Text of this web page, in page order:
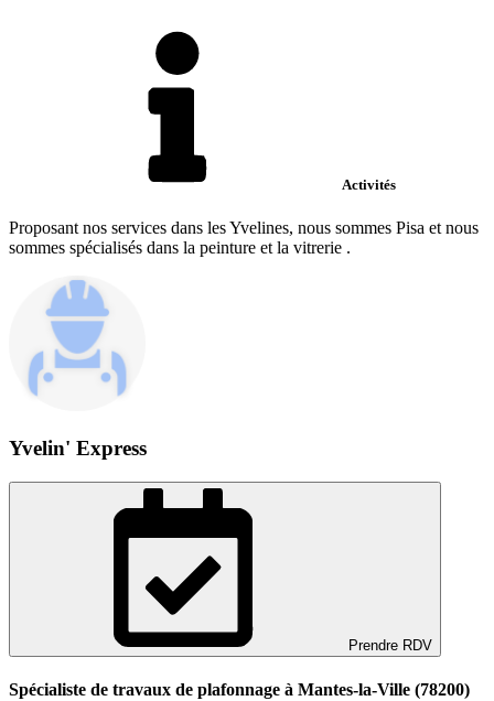
Activités
Proposant nos services dans les Yvelines, nous sommes Pisa et nous
sommes spécialisés dans la peinture et la vitrerie .
Yvelin' Express
Prendre RDV
Spécialiste de travaux de plafonnage à Mantes-la-Ville (78200)